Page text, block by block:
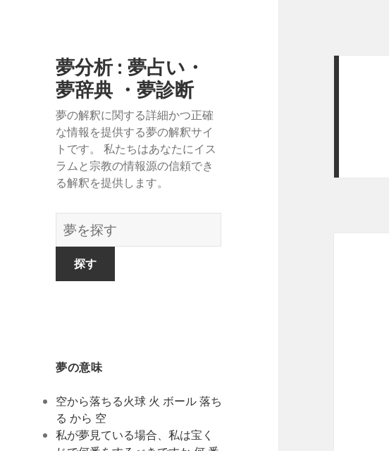
夢分析 : 夢占い・
夢辞典 ・夢診断
夢の解釈に関する詳細かつ正確
な情報を提供する夢の解釈サイ
トです。 私たちはあなたにイス
ラムと宗教の情報源の信頼でき
る解釈を提供します。
夢
の
夢の意味
空から落ちる火球 火 ボール 落ち
る から 空
私が夢見ている場合、私は宝く